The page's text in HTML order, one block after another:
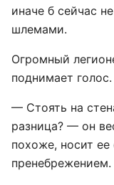
иначе б сейчас
шлемами.
Огромный
поднимает голос.
— Стоять на
разница? — он
похоже, носит